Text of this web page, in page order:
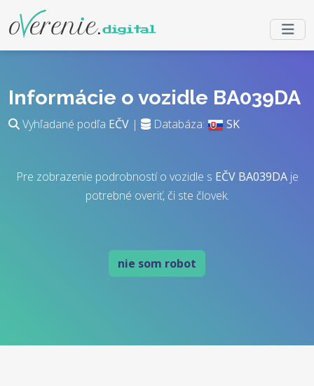
Informácie o vozidle BA039DA
Vyhľadané podľa EČV | Databáza: SK
Pre zobrazenie podrobností o vozidle s EČV BA039DAje
potrebné overiť, či ste človek.
nie som robot